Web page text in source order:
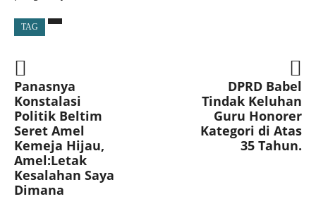
TAG
Panasnya
Konstalasi
Politik Beltim
Seret Amel
Kemeja Hijau,
Amel:Letak
Kesalahan Saya
Dimana
DPRD Babel
Tindak Keluhan
Guru Honorer
Kategori di Atas
35 Tahun.